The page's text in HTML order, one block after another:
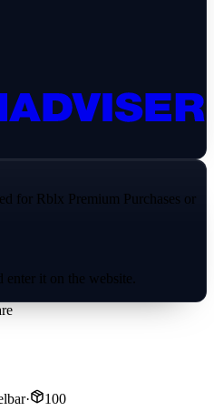
for Rblx Premium Purchases or
it on the website.
· 100